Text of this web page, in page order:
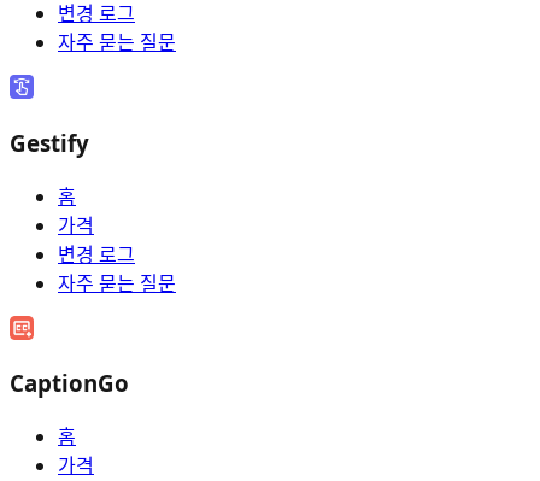
변경 로그
자주 묻는 질문
Gestify
홈
가격
변경 로그
자주 묻는 질문
CaptionGo
홈
가격